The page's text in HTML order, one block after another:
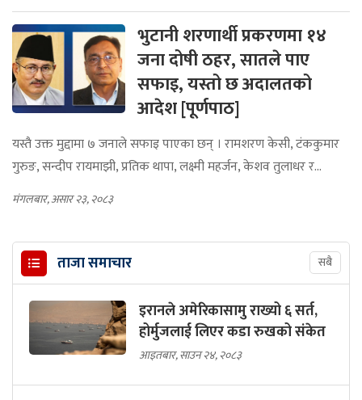
भुटानी शरणार्थी प्रकरणमा १४
जना दोषी ठहर, सातले पाए
सफाइ, यस्तो छ अदालतको
आदेश [पूर्णपाठ]
यस्तै उक्त मुद्दामा ७ जनाले सफाइ पाएका छन् । रामशरण केसी, टंककुमार
गुरुङ, सन्दीप रायमाझी, प्रतिक थापा, लक्ष्मी महर्जन, केशव तुलाधर र...
मंगलबार, असार २३, २०८३
ताजा समाचार सबै
इरानले अमेरिकासामु राख्यो ६ सर्त,
होर्मुजलाई लिएर कडा रुखको संकेत
आइतबार, साउन २४, २०८३